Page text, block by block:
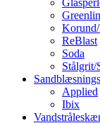
ReBlast
Soda
Stålgrit/
Applied
Ibix